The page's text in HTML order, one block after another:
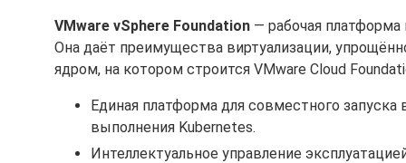
VMware vSphere Foundation — рабочая
Она даёт преимущества виртуализации,
ядром, на котором строится VMware Cloud
Единая платформа для совместного
выполнения Kubernetes.
Интеллектуальное управление